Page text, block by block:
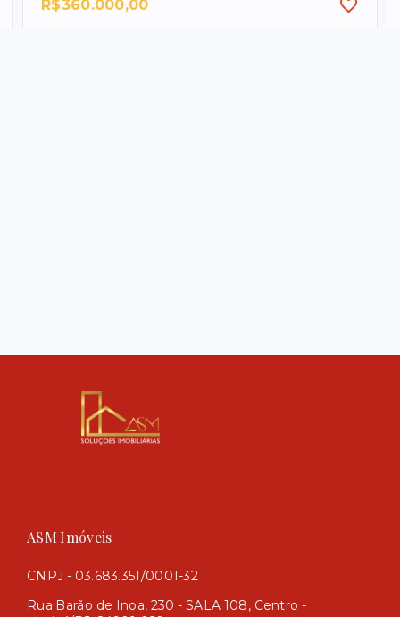
R$360.000,00
ASM Imóveis
CNPJ - 03.683.351/0001-32
Rua Barão de Inoa, 230 - SALA 108, Centro -